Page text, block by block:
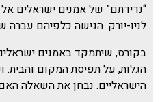
“נדידתם” של אמנים ישראלים
לניו-יורק. הגישה כלפיהם עברה
בקורס, שיתמקד באמנים
הגלות, על תפיסת המקום והבית.
הישראליים. נבחן את השאלה